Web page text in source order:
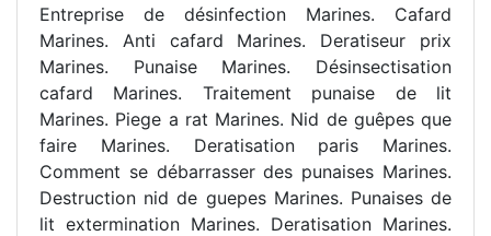
Entreprise de désinfection Marines. Cafard
Marines. Anti cafard Marines. Deratiseur prix
Marines. Punaise Marines. Désinsectisation
cafard Marines. Traitement punaise de lit
Marines. Piege a rat Marines. Nid de guêpes que
faire Marines. Deratisation paris Marines.
Comment se débarrasser des punaises Marines.
Destruction nid de guepes Marines. Punaises de
lit extermination Marines. Deratisation Marines.